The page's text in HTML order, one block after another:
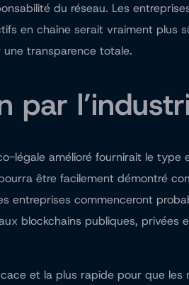
du réseau. Les
en chaîne serait vraiment plus
transparence totale.
par
légale amélioré fournirait le
être facilement démontré
entreprises commenceront
blockchains publiques,
et la plus rapide pour que